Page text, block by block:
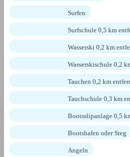
Surfen
Surfschule 0,5 km
Wasserski 0,2 km
Wasserskischule 0,2
Tauchen 0,2 km
Tauchschule 0,3 km
Bootsslipanlage 0,5
Bootshafen oder Steg
Angeln